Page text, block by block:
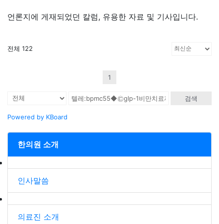
한의원 소개
인사말씀
의료진 소개
언론지에 게재되었던 칼럼, 유용한 자료 및 기사입니다.
전체 122
1
검색
Powered by KBoard